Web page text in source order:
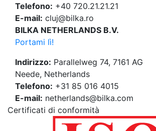
Telefono: +40 720.21.21.21
E-mail: cluj@bilka.ro
BILKA NETHERLANDS B.V.
Portami lì!
Indirizzo: Parallelweg 74, 7161 AG
Neede, Netherlands
Telefono: +31 85 016 4015
E-mail: netherlands@bilka.com
Certificati di conformità